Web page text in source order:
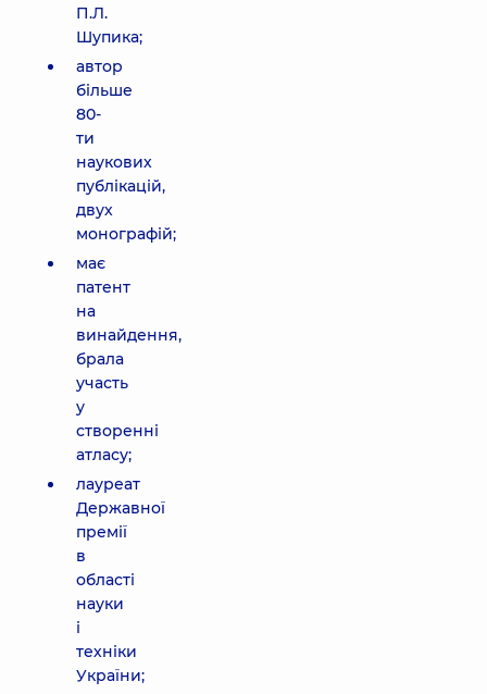
П.Л.
Шупика;
автор
більше
80-
ти
наукових
публікацій,
двух
монографій;
має
патент
на
винайдення,
брала
участь
у
створенні
атласу;
лауреат
Державної
премії
в
області
науки
і
техніки
України;